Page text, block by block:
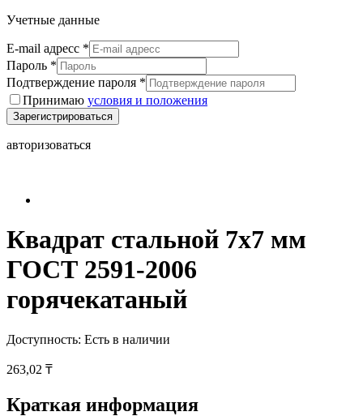
Учетные данные
E-mail адресс *
Пароль *
Подтверждение пароля *
Принимаю условия и положения
Зарегистрироваться
авторизоваться
Квадрат стальной 7x7 мм
ГОСТ 2591-2006
горячекатаный
Доступность: Есть в наличии
263,02 ₸
Краткая информация